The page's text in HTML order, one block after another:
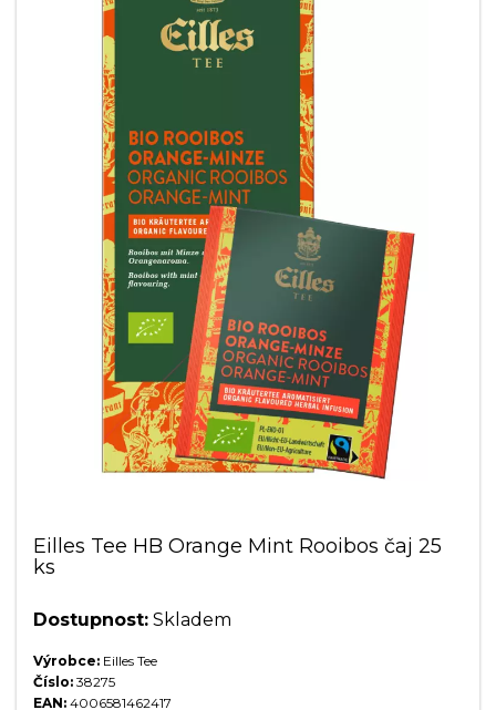
Eilles Tee HB Orange Mint Rooibos čaj 25
ks
Dostupnost: Skladem
Výrobce: Eilles Tee
Číslo: 38275
EAN: 4006581462417